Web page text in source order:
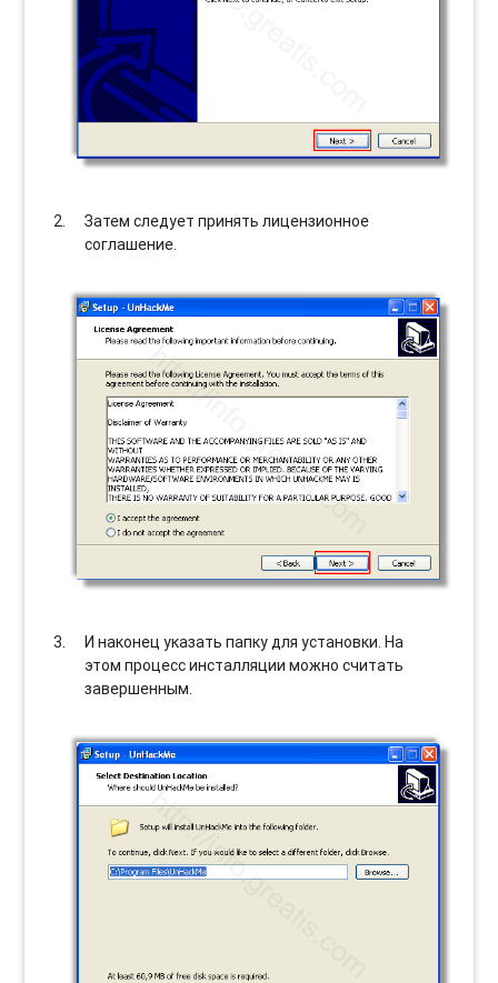
Затем следует принять лицензионное
соглашение.
И наконец указать папку для установки. На
этом процесс инсталляции можно считать
завершенным.